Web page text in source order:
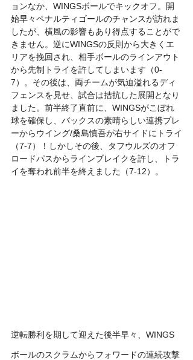
ョンなか、WINGSボールでキックオフ。開
始早々ペナルティゴールのチャンスが訪れま
したが、横風の影響もあり得点することがで
きません。逆にWINGSの反則から大きくエ
リアを挽回され、相手ボールのラインアウト
から先制トライを許してしまいます（0-
7）。その後は、両チームが気迫溢れるディ
フェンスを見せ、試合は拮抗した展開となり
ました。前半終了直前に、WINGSがこぼれ
球を確保し、バックスの素晴らしい連携プレ
ーからウイング/桑島慎吾が右サイドにトライ
（7-7）！しかしその後、タフウルズのオフ
ロードパスからラインブレイクを許し、トラ
イを奪われ前半を終えました（7-12）。
逆転勝利を期して迎えた後半早々、WINGS
ボールのスクラムからフォワードの連続攻撃